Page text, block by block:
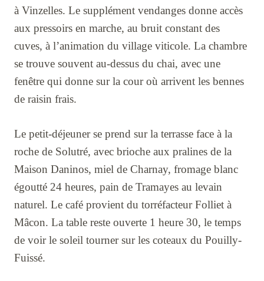
à Vinzelles. Le supplément vendanges donne accès
aux pressoirs en marche, au bruit constant des
cuves, à l’animation du village viticole. La chambre
se trouve souvent au-dessus du chai, avec une
fenêtre qui donne sur la cour où arrivent les bennes
de raisin frais.
Le petit-déjeuner se prend sur la terrasse face à la
roche de Solutré, avec brioche aux pralines de la
Maison Daninos, miel de Charnay, fromage blanc
égoutté 24 heures, pain de Tramayes au levain
naturel. Le café provient du torréfacteur Folliet à
Mâcon. La table reste ouverte 1 heure 30, le temps
de voir le soleil tourner sur les coteaux du Pouilly-
Fuissé.